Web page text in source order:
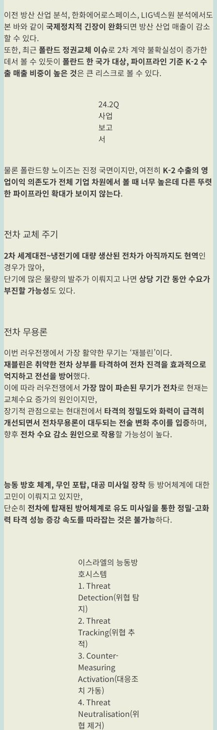
이전 방산 산업 분석, 한화에어로스페이스, LIG넥스원 분석에서도
본 바와 같이 국제정치적 긴장이 완화되면 방산 산업 매출이 감소
할 수 있다.
또한, 최근 폴란드 정권교체 이슈로 2차 계약 불확실성이 증가한
데서 볼 수 있듯이 폴란드 한 국가 대상, 파이프라인 기준 K-2 수
출 매출 비중이 높은 것은 큰 리스크로 볼 수 있다.
24.2Q
사업
보고
서
물론 폴란드향 노이즈는 진정 국면이지만, 여전히 K-2 수출의 영
업이익 의존도가 전체 기업 차원에서 볼 때 너무 높은데 다른 뚜렷
한 파이프라인 확대가 보이지 않는다.
전차 교체 주기
2차 세계대전~냉전기에 대량 생산된 전차가 아직까지도 현역인
경우가 많아,
단기에 많은 물량의 발주가 이뤄지고 나면 상당 기간 동안 수요가
부진할 가능성도 있다.
전차 무용론
이번 러우전쟁에서 가장 활약한 무기는 ‘재블린’이다.
재블린은 취약한 전차 상부를 타격하여 전차 진격을 효과적으로
억지하고 전선을 방어했다.
이에 따라 러우전쟁에서 가장 많이 파손된 무기가 전차로 현재는
교체수요 증가의 원인이지만,
장기적 관점으로는 현대전에서 타격의 정밀도와 화력이 급격히
개선되면서 전차무용론이 대두되는 전술 변화 추이를 입증하며,
향후 전차 수요 감소 원인으로 작용할 가능성이 높다.
능동 방호 체계, 무인 포탑, 대공 미사일 장착등 방어체계에 대한
고민이 이뤄지고 있지만,
단순히 전차에 탑재된 방어체계로 유도 미사일을 통한 정밀-고화
력 타격 성능 증강 속도를 따라잡는 것은 불가능하다.
이스라엘의 능동방
호시스템
1. Threat
Detection(위협 탐
지)
2. Threat
Tracking(위협 추
적)
3. Counter-
Measuring
Activation(대응조
치 가동)
4. Threat
Neutralisation(위
협 제거)